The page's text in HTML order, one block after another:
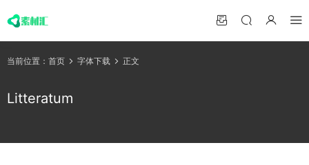
当前位置： 首页 字体下载 正文
Litteratum